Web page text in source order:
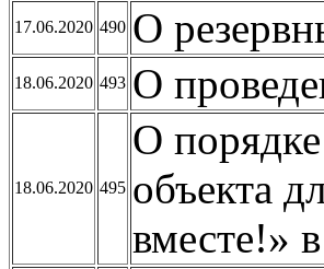
17.06.2020 490 О
18.06.2020 493 О
18.06.2020 495
О
объекта
вместе!»